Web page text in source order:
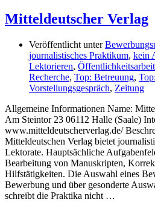
Mitteldeutscher Verlag
Veröffentlicht unter
journalistisches Praktikum, kein
Lektorieren, Öffentlichkeitsarbeit
Recherche, Top: Betreuung,
Vorstellungsgespräch, Zeitung
Allgemeine Informationen Name:
Am Steintor 23 06112 Halle (Saale)
www.mitteldeutscherverlag.de/
Mitteldeutschen Verlag bietet
Lektorate. Hauptsächliche
Bearbeitung von Manuskripten,
Hilfstätigkeiten. Die Auswahl eines
Bewerbung und über gesonderte
schreibt die Praktika nicht …